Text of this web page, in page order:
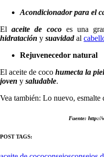
Acondicionador para el
Elaceite de cocoes una
hidratación y suavidadal
Rejuvenecedor natural
El aceite de coco humecta la piel
joven y saludable.
Vea también: Lo nuevo, esmalte
Fuente: http://
POST TAGS: